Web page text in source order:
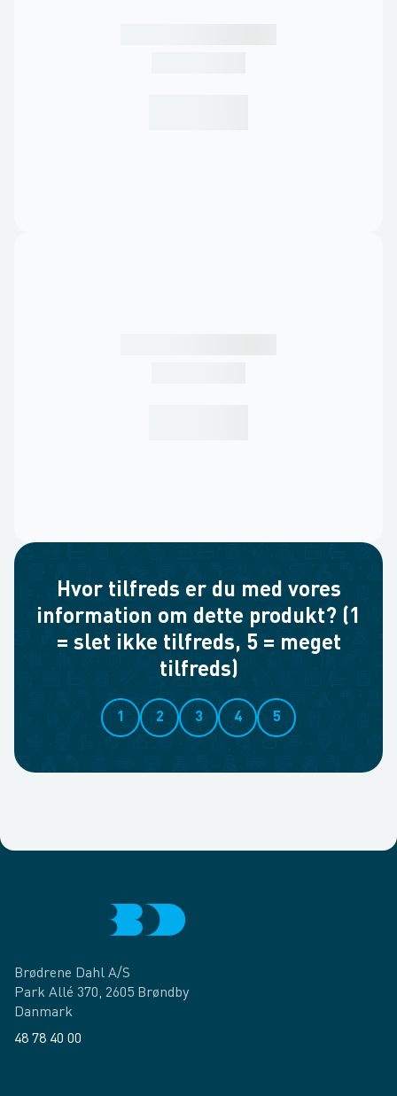
Hvor tilfreds er du med vores
information om dette produkt? (1
= slet ikke tilfreds, 5 = meget
tilfreds)
1 2 3 4 5
Brødrene Dahl A/S
Park Allé 370, 2605 Brøndby
Danmark
48 78 40 00